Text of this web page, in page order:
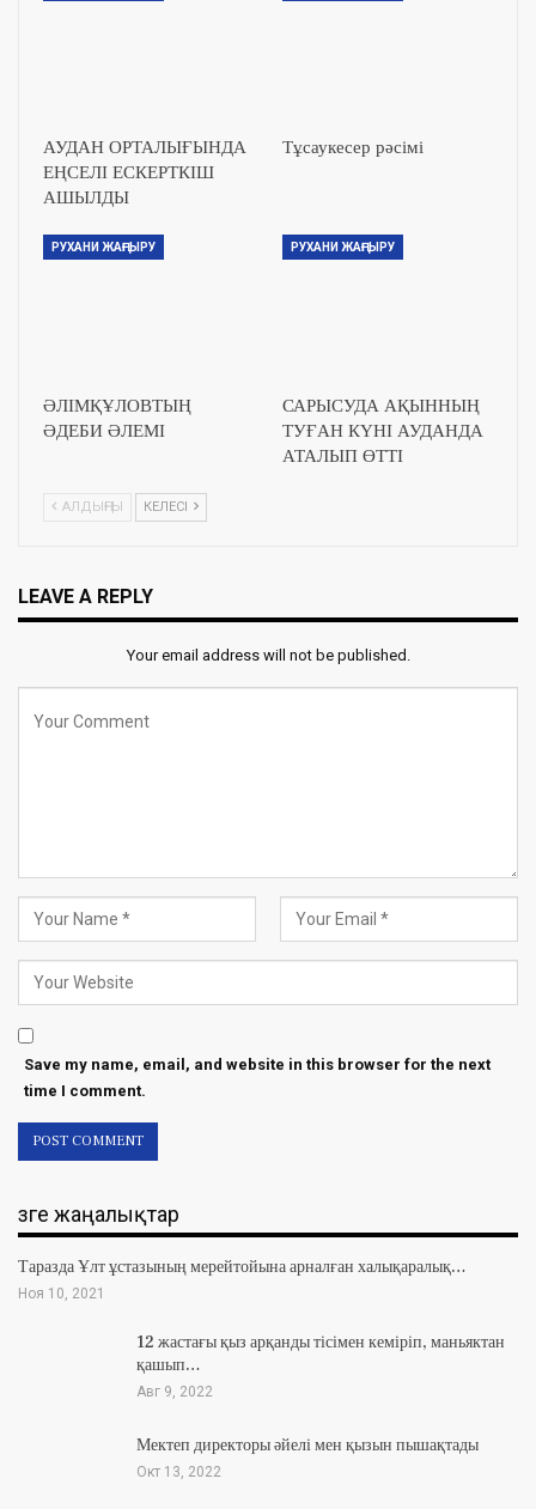
АУДАН ОРТАЛЫҒЫНДА
ЕҢСЕЛІ ЕСКЕРТКІШ
АШЫЛДЫ
Тұсаукесер рәсімі
РУХАНИ ЖАҢҒЫРУ
ӘЛІМҚҰЛОВТЫҢ
ӘДЕБИ ӘЛЕМІ
РУХАНИ ЖАҢҒЫРУ
САРЫСУДА АҚЫННЫҢ
ТУҒАН КҮНІ АУДАНДА
АТАЛЫП ӨТТІ
АЛДЫҢҒЫ КЕЛЕСІ
LEAVE A REPLY
Your email address will not be published.
Save my name, email, and website in this browser for the next
time I comment.
Өзге жаңалықтар
Таразда Ұлт ұстазының мерейтойына арналған халықаралық…
Ноя 10, 2021
12 жастағы қыз арқанды тісімен кеміріп, маньяктан
қашып…
Авг 9, 2022
Мектеп директоры әйелі мен қызын пышақтады
Окт 13, 2022